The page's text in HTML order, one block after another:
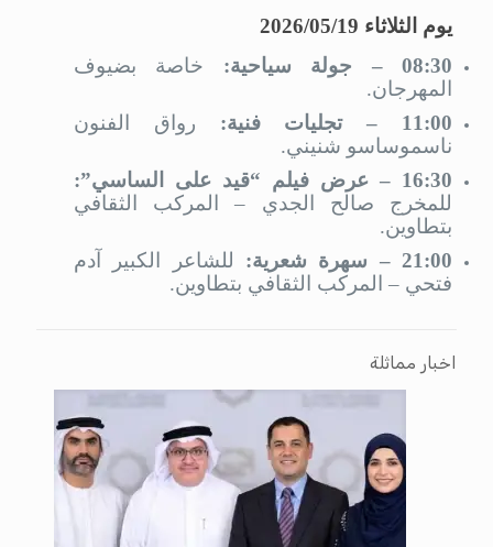
يوم الثلاثاء 2026/05/19
08:30 – جولة سياحية:
خاصة بضيوف
المهرجان.
11:00 – تجليات فنية:
رواق الفنون
ناسموساسو شنيني.
16:30 – عرض فيلم “قيد على الساسي”:
للمخرج صالح الجدي – المركب الثقافي
بتطاوين.
21:00 – سهرة شعرية:
للشاعر الكبير آدم
فتحي – المركب الثقافي بتطاوين.
اخبار مماثلة